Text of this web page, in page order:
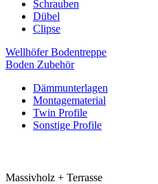
Schrauben
Dübel
Clipse
Wellhöfer Bodentreppe
Boden Zubehör
Dämmunterlagen
Montagematerial
Twin Profile
Sonstige Profile
Massivholz + Terrasse